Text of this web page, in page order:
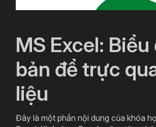
MS Excel:
bản để trực
liệu
Đây là một phần nội dung của khóa